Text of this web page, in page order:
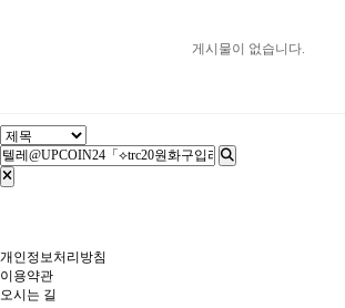
게시물이 없습니다.
개인정보처리방침
이용약관
오시는 길